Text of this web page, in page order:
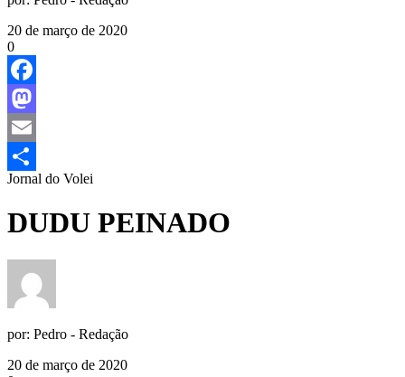
20 de março de 2020
0
Facebook
Mastodon
Email
Share
Jornal do Volei
DUDU PEINADO
por: Pedro - Redação
20 de março de 2020